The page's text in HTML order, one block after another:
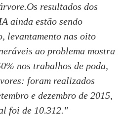
resultados dos
ainda estão sendo
levantamento nas oito
ao problema mostra
nos trabalhos de poda,
foram realizados
e dezembro de 2015,
foi de 10.312."